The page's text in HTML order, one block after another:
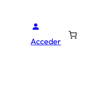
Acceder